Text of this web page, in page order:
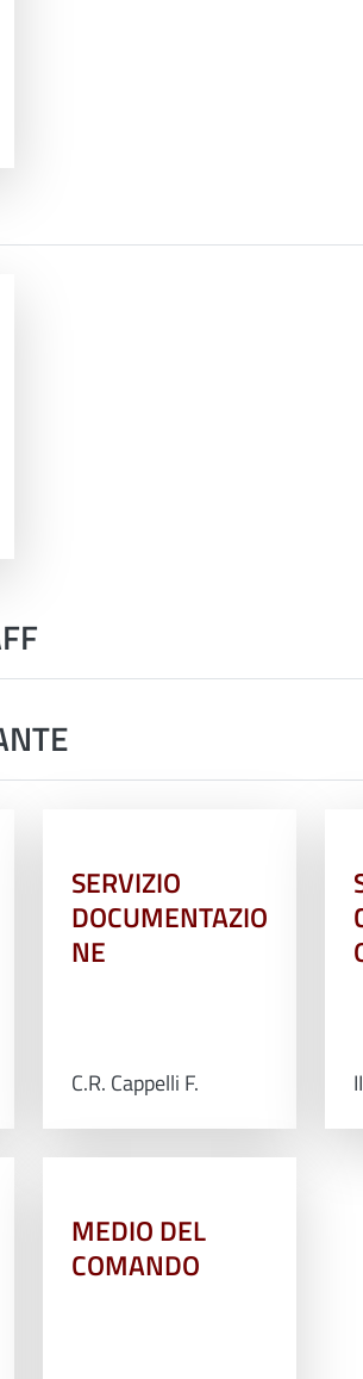
SERVIZIO
DOCUMENTAZIO
NE
C.R. Cappelli F.
MEDIO DEL
COMANDO